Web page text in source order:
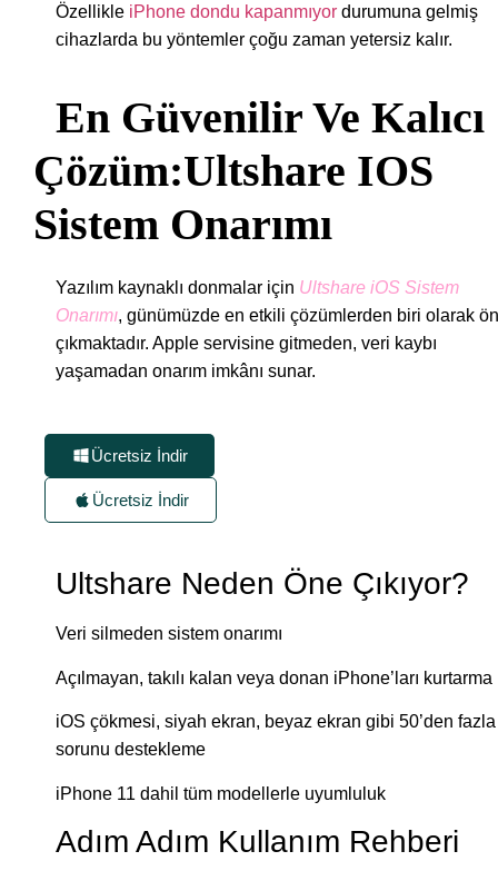
Özellikle iPhone dondu kapanmıyor durumuna gelmiş
cihazlarda bu yöntemler çoğu zaman yetersiz kalır.
En Güvenilir Ve Kalıcı
Çözüm:Ultshare IOS
Sistem Onarımı
Yazılım kaynaklı donmalar için Ultshare iOS Sistem
Onarımı, günümüzde en etkili çözümlerden biri olarak
çıkmaktadır. Apple servisine gitmeden, veri kaybı
yaşamadan onarım imkânı sunar.
Ücretsiz İndir
Ücretsiz İndir
Ultshare Neden Öne Çıkıyor?
Veri silmeden sistem onarımı
Açılmayan, takılı kalan veya donan iPhone’ları kurtarma
iOS çökmesi, siyah ekran, beyaz ekran gibi 50’den fazla
sorunu destekleme
iPhone 11 dahil tüm modellerle uyumluluk
Adım Adım Kullanım Rehberi